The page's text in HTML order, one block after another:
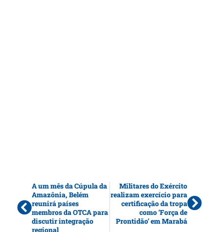
A um mês da Cúpula da
Amazônia, Belém
reunirá países
membros da OTCA para
discutir integração
regional
Militares do Exército
realizam exercício para
certificação da tropa
como ‘Força de
Prontidão’ em Marabá